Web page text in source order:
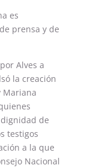
es
prensa y de
Alves a
la creación
Mariana
de
testigos
a la que
Nacional